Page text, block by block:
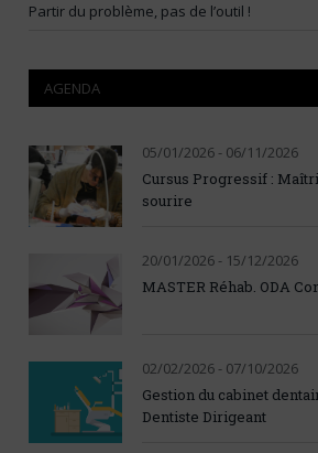
Partir du problème, pas de l’outil !
AGENDA
05/01/2026 - 06/11/2026
Cursus Progressif :
sourire
20/01/2026 - 15/12/2026
MASTER Réhab. ODA
02/02/2026 - 07/10/2026
Gestion du cabinet
Dentiste Dirigeant